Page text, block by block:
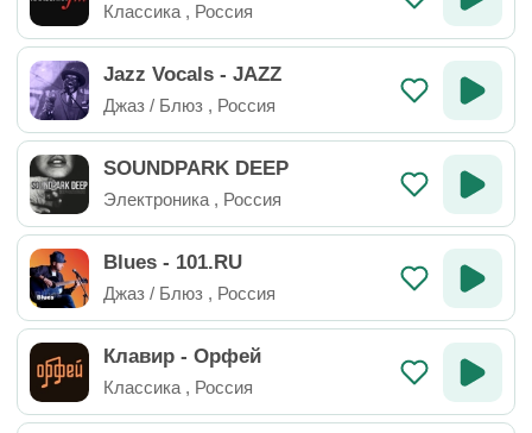
Классика , Россия
Jazz Vocals - JAZZ
Джаз / Блюз , Россия
SOUNDPARK DEEP
Электроника , Россия
Blues - 101.RU
Джаз / Блюз , Россия
Клавир - Орфей
Классика , Россия